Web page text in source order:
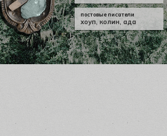
постовые писатели
хоуп, колин, ада